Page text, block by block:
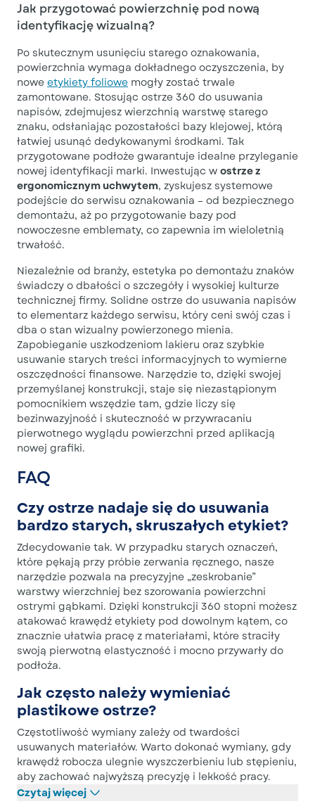
Jak przygotować powierzchnię pod nową
identyfikację wizualną?
Po skutecznym usunięciu starego oznakowania,
powierzchnia wymaga dokładnego oczyszczenia, by
nowe etykiety foliowe mogły zostać trwale
zamontowane. Stosując ostrze 360 do usuwania
napisów, zdejmujesz wierzchnią warstwę starego
znaku, odsłaniając pozostałości bazy klejowej, którą
łatwiej usunąć dedykowanymi środkami. Tak
przygotowane podłoże gwarantuje idealne przyleganie
nowej identyfikacji marki. Inwestując w ostrze z
ergonomicznym uchwytem, zyskujesz systemowe
podejście do serwisu oznakowania – od bezpiecznego
demontażu, aż po przygotowanie bazy pod
nowoczesne emblematy, co zapewnia im wieloletnią
trwałość.
Niezależnie od branży, estetyka po demontażu znaków
świadczy o dbałości o szczegóły i wysokiej kulturze
technicznej firmy. Solidne ostrze do usuwania napisów
to elementarz każdego serwisu, który ceni swój czas i
dba o stan wizualny powierzonego mienia.
Zapobieganie uszkodzeniom lakieru oraz szybkie
usuwanie starych treści informacyjnych to wymierne
oszczędności finansowe. Narzędzie to, dzięki swojej
przemyślanej konstrukcji, staje się niezastąpionym
pomocnikiem wszędzie tam, gdzie liczy się
bezinwazyjność i skuteczność w przywracaniu
pierwotnego wyglądu powierzchni przed aplikacją
nowej grafiki.
FAQ
Czy ostrze nadaje się do usuwania
bardzo starych, skruszałych etykiet?
Zdecydowanie tak. W przypadku starych oznaczeń,
które pękają przy próbie zerwania ręcznego, nasze
narzędzie pozwala na precyzyjne „zeskrobanie”
warstwy wierzchniej bez szorowania powierzchni
ostrymi gąbkami. Dzięki konstrukcji 360 stopni możesz
atakować krawędź etykiety pod dowolnym kątem, co
znacznie ułatwia pracę z materiałami, które straciły
swoją pierwotną elastyczność i mocno przywarły do
podłoża.
Jak często należy wymieniać
plastikowe ostrze?
Częstotliwość wymiany zależy od twardości
usuwanych materiałów. Warto dokonać wymiany, gdy
krawędź robocza ulegnie wyszczerbieniu lub stępieniu,
aby zachować najwyższą precyzję i lekkość pracy.
Czytaj więcej